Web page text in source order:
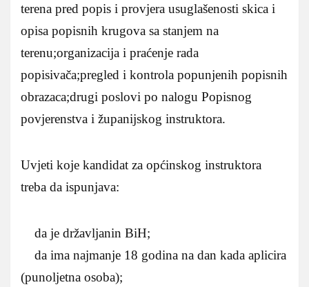
terena pred popis i provjera usuglašenosti skica i
opisa popisnih krugova sa stanjem na
terenu;organizacija i praćenje rada
popisivača;pregled i kontrola popunjenih popisnih
obrazaca;drugi poslovi po nalogu Popisnog
povjerenstva i županijskog instruktora.
Uvjeti koje kandidat za općinskog instruktora
treba da ispunjava:
da je državljanin BiH;
da ima najmanje 18 godina na dan kada aplicira
(punoljetna osoba);